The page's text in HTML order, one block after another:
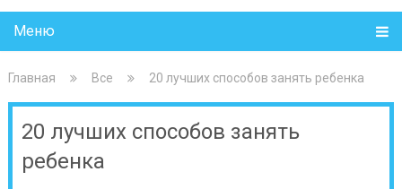
Меню
Главная Все 20 лучших способов занять ребенка
20 лучших способов занять
ребенка